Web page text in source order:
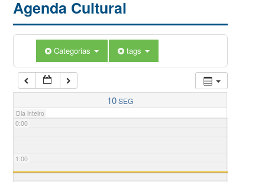
Agenda Cultural
Categorias tags
10SEG
Dia inteiro
0:00
1:00